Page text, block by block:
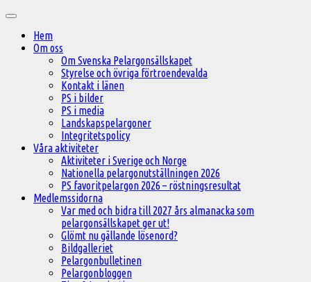
innehåll
Huvudmeny
Hem
Om oss
Om Svenska Pelargonsällskapet
Styrelse och övriga förtroendevalda
Kontakt i länen
PS i bilder
PS i media
Landskapspelargoner
Integritetspolicy
Våra aktiviteter
Aktiviteter i Sverige och Norge
Nationella pelargonutställningen 2026
PS favoritpelargon 2026 – röstningsresultat
Medlemssidorna
Var med och bidra till 2027 års almanacka som
pelargonsällskapet ger ut!
Glömt nu gällande lösenord?
Bildgalleriet
Pelargonbulletinen
Pelargonbloggen